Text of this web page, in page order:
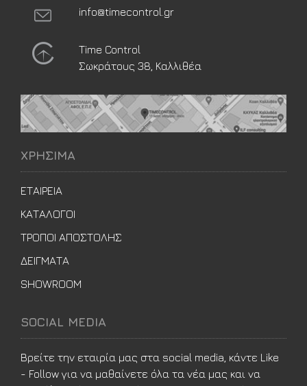
info@timecontrol.gr
Time Control
Σωκράτους 38, Καλλιθέα
ΧΡΗΣΙΜΑ
ΕΤΑΙΡΕΙΑ
ΚΑΤΑΛΟΓΟΙ
ΤΡΟΠΟΙ ΑΠΟΣΤΟΛΗΣ
ΔΕΙΓΜΑΤΑ
SHOWROOM
SOCIAL MEDIA
Βρείτε την εταιρία μας στα social media, κάντε Like
- Follow για να μαθαίνετε όλα τα νέα μας και να